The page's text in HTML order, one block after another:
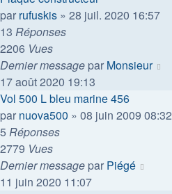
par rufuskis » 28 juil. 2020 16:57
13 Réponses
2206 Vues
Dernier message par Monsieur
17 août 2020 19:13
Vol 500 L bleu marine 456
par nuova500 » 08 juin 2009 08:32
5Réponses
2779 Vues
Dernier message par Piégé
11 juin 2020 11:07